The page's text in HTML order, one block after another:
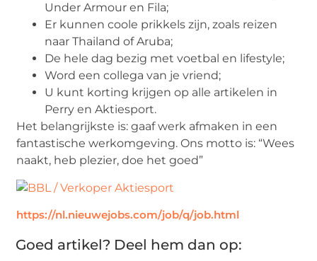
Under Armour en Fila;
Er kunnen coole prikkels zijn, zoals reizen
naar Thailand of Aruba;
De hele dag bezig met voetbal en lifestyle;
Word een collega van je vriend;
U kunt korting krijgen op alle artikelen in
Perry en Aktiesport.
Het belangrijkste is: gaaf werk afmaken in een
fantastische werkomgeving. Ons motto is: “Wees
naakt, heb plezier, doe het goed”
https://nl.nieuwejobs.com/job/q/job.html
Goed artikel? Deel hem dan op: